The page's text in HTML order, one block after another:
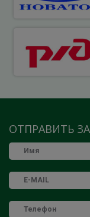
ОТПРАВИТЬ